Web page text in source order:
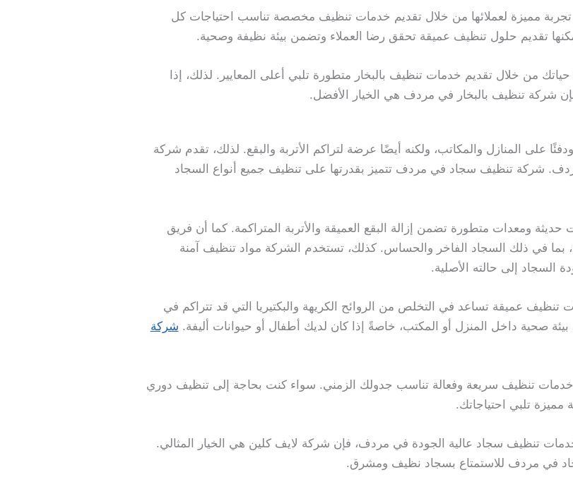
مميزة لعملائها من خلال تقديم خدمات تنظيف مخصصة تناسب احتياجات كل
تقديم حلول تنظيف عميقة تحقق رضا العملاء وتضمن بيئة نظيفة وصحية.
من خلال تقديم خدمات تنظيف بالبخار متطورة تلبي أعلى المعايير. لذلك، إذا
فإن شركة تنظيف بالبخار في مردف هي الخيار الأفضل.
على المنازل والمكاتب، ولكنه أيضًا عرضة لتراكم الأتربة والبقع. لذلك، تقدم شركة
شركة تنظيف سجاد في مردف تتميز بقدرتها على تنظيف جميع أنواع السجاد
ومعدات متطورة تضمن إزالة البقع العميقة والأتربة المتراكمة. كما أن فريق
بما في ذلك السجاد الفاخر والحساس. كذلك، تستخدم الشركة مواد تنظيف آمنة
إلى حالته الأصلية.
عميقة تساعد في التخلص من الروائح الكريهة والبكتيريا التي قد تتراكم في
صحية داخل المنزل أو المكتب، خاصةً إذا كان لديك أطفال أو حيوانات أليفة. شركة
تنظيف سريعة وفعالة تناسب جدولك الزمني. سواء كنت بحاجة إلى تنظيف دوري
تلبي احتياجاتك.
تنظيف سجاد عالية الجودة في مردف، فإن شركة لايف كلين هي الخيار المثالي.
في مردف للاستمتاع بسجاد نظيف ومشرق.